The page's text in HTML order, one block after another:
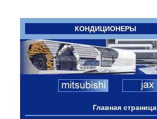
КОНДИЦИОНЕРЫ
Главная страница